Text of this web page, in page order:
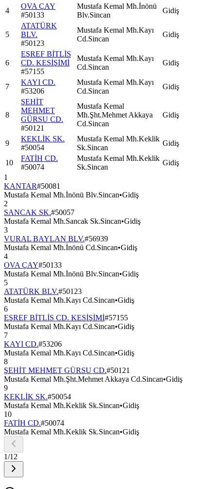
4
OVA ÇAY
#50133
Mustafa Kemal Mh.İnönü
Blv.Sincan
Gidiş
5
ATATÜRK
BLV.
#50123
Mustafa Kemal Mh.Kayı
Cd.Sincan
Gidiş
6
EŞREF BİTLİS
CD. KESİŞİMİ
#57155
Mustafa Kemal Mh.Kayı
Cd.Sincan
Gidiş
7
KAYI CD.
#53206
Mustafa Kemal Mh.Kayı
Cd.Sincan
Gidiş
8
ŞEHİT
MEHMET
GÜRSU CD.
#50121
Mustafa Kemal
Mh.Şht.Mehmet Akkaya
Cd.Sincan
Gidiş
9
KEKLİK SK.
#50054
Mustafa Kemal Mh.Keklik
Sk.Sincan
Gidiş
10
FATİH CD.
#50074
Mustafa Kemal Mh.Keklik
Sk.Sincan
Gidiş
1
KANTAR#50081
Mustafa Kemal Mh.İnönü Blv.Sincan•Gidiş
2
SANCAK SK.#50057
Mustafa Kemal Mh.Sancak Sk.Sincan•Gidiş
3
VURAL BAYLAN BLV.#56939
Mustafa Kemal Mh.İnönü Cd.Sincan•Gidiş
4
OVA ÇAY#50133
Mustafa Kemal Mh.İnönü Blv.Sincan•Gidiş
5
ATATÜRK BLV.#50123
Mustafa Kemal Mh.Kayı Cd.Sincan•Gidiş
6
EŞREF BİTLİS CD. KESİŞİMİ#57155
Mustafa Kemal Mh.Kayı Cd.Sincan•Gidiş
7
KAYI CD.#53206
Mustafa Kemal Mh.Kayı Cd.Sincan•Gidiş
8
ŞEHİT MEHMET GÜRSU CD.#50121
Mustafa Kemal Mh.Şht.Mehmet Akkaya Cd.Sincan•Gidiş
9
KEKLİK SK.#50054
Mustafa Kemal Mh.Keklik Sk.Sincan•Gidiş
10
FATİH CD.#50074
Mustafa Kemal Mh.Keklik Sk.Sincan•Gidiş
1/12